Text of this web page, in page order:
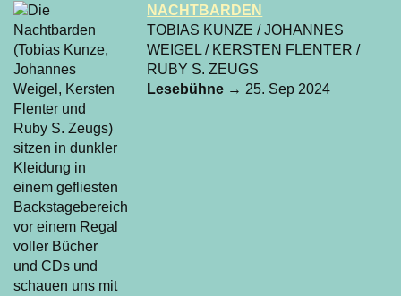
NACHTBARDEN
TOBIAS KUNZE / JOHANNES
WEIGEL / KERSTEN FLENTER /
RUBY S. ZEUGS
Lesebühne → 25. Sep 2024